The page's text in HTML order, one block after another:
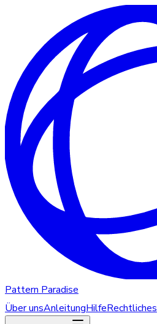
Pattern Paradise
Über unsAnleitungHilfeRechtliches